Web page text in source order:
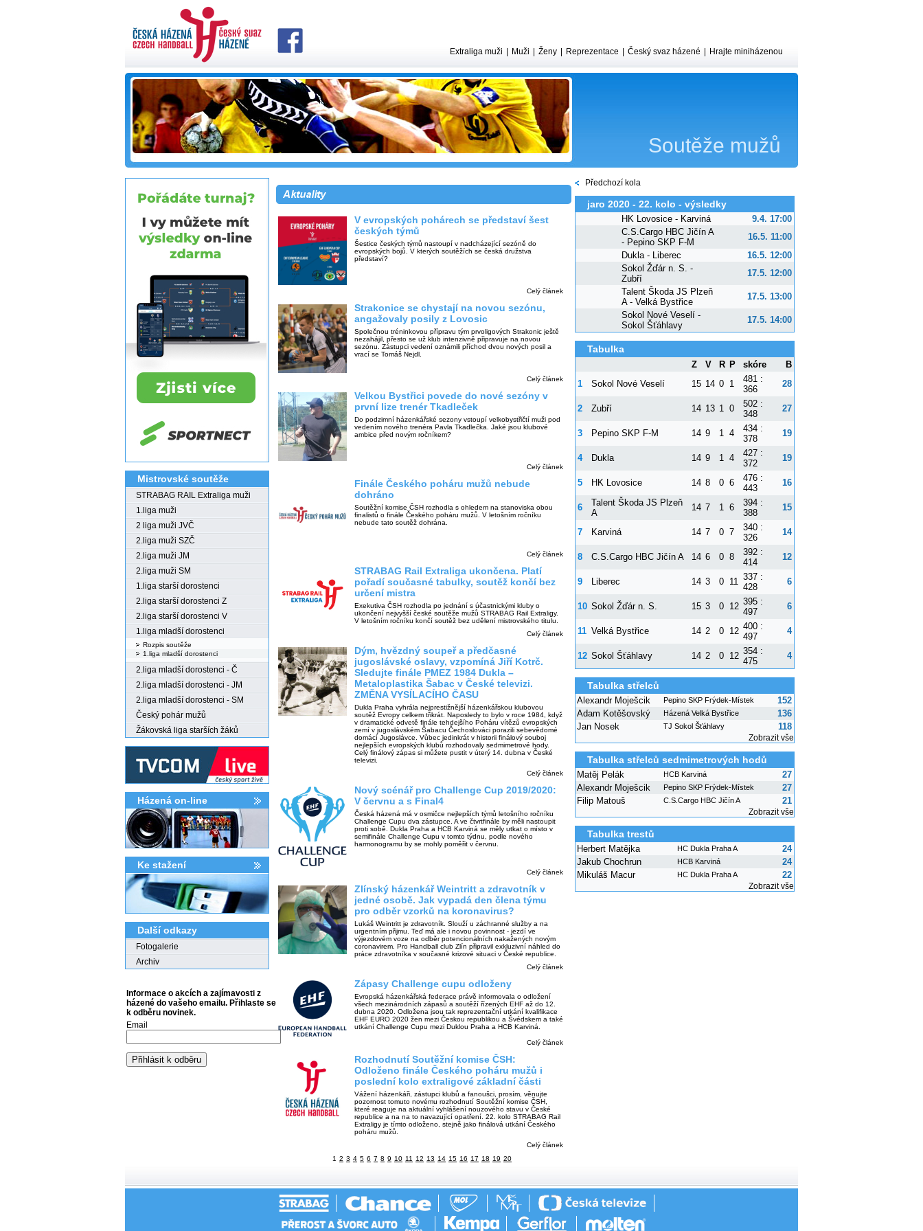
Soutěže mužů
Extraliga muži Muži Ženy Reprezentace Český svaz házené Hrajte miniházenou
Mistrovské soutěže
STRABAG RAIL Extraliga muži
1.liga muži
2 liga muži JVČ
2.liga muži SZČ
2.liga muži JM
2.liga muži SM
1.liga starší dorostenci
2.liga starší dorostenci Z
2.liga starší dorostenci V
1.liga mladší dorostenci
Rozpis soutěže
1.liga mladší dorostenci
2.liga mladší dorostenci - Č
2.liga mladší dorostenci - JM
2.liga mladší dorostenci - SM
Český pohár mužů
Žákovská liga starších žáků
Házená on-line
Ke stažení­
Další odkazy
Fotogalerie
Archiv
Informace o akcích a zajímavosti z
házené do vašeho emailu. Přihlaste se
k odběru novinek.
Email
V evropských pohárech se představí šest
českých týmů
Šestice českých týmů nastoupí v nadcházející sezóně do
evropských bojů. V kterých soutěžích se česká družstva
představí?
Celý článek
Strakonice se chystají na novou sezónu,
angažovaly posily z Lovosic
Společnou tréninkovou přípravu tým prvoligových Strakonic ještě
nezahájil, přesto se už klub intenzivně připravuje na novou
sezónu. Zástupci vedení oznámili příchod dvou nových posil a
vrací se Tomáš Nejdl.
Celý článek
Velkou Bystřici povede do nové sezóny v
první lize trenér Tkadleček
Do podzimní házenkářské sezony vstoupí velkobystřičtí muži pod
vedením nového trenéra Pavla Tkadlečka. Jaké jsou klubové
ambice před novým ročníkem?
Celý článek
Finále Českého poháru mužů nebude
dohráno
Soutěžní komise ČSH rozhodla s ohledem na stanoviska obou
finalistů o finále Českého poháru mužů. V letošním ročníku
nebude tato soutěž dohrána.
Celý článek
STRABAG Rail Extraliga ukončena. Platí
pořadí současné tabulky, soutěž končí bez
určení mistra
Exekutiva ČSH rozhodla po jednání s účastnickými kluby o
ukončení nejvyšší české soutěže mužů STRABAG Rail Extraligy.
V letošním ročníku končí soutěž bez udělení mistrovského titulu.
Celý článek
Dým, hvězdný soupeř a předčasné
jugoslávské oslavy, vzpomíná Jiří Kotrč.
Sledujte finále PMEZ 1984 Dukla –
Metaloplastika Šabac v České televizi.
ZMĚNA VYSÍLACÍHO ČASU
Dukla Praha vyhrála nejprestižnější házenkářskou klubovou
soutěž Evropy celkem třikrát. Naposledy to bylo v roce 1984, když
v dramatické odvetě finále tehdejšího Poháru vítězů evropských
zemí v jugoslávském Šabacu Čechoslováci porazili sebevědomé
domácí Jugoslávce. Vůbec jedinkrát v historii finálový souboj
nejlepších evropských klubů rozhodovaly sedmimetrové hody.
Celý finálový zápas si můžete pustit v úterý 14. dubna v České
televizi.
Celý článek
Nový scénář pro Challenge Cup 2019/2020:
V červnu a s Final4
Česká házená má v osmičce nejlepších týmů letošního ročníku
Challenge Cupu dva zástupce. A ve čtvrtfinále by měli nastoupit
proti sobě. Dukla Praha a HCB Karviná se měly utkat o místo v
semifinále Challenge Cupu v tomto týdnu, podle nového
harmonogramu by se mohly poměřit v červnu.
Celý článek
Zlínský házenkář Weintritt a zdravotník v
jedné osobě. Jak vypadá den člena týmu
pro odběr vzorků na koronavirus?
Lukáš Weintritt je zdravotník. Slouží u záchranné služby a na
urgentním přijmu. Teď má ale i novou povinnost - jezdí ve
výjezdovém voze na odběr potencionálních nakažených novým
coronavirem. Pro Handball club Zlín připravil exkluzivní náhled do
práce zdravotníka v současné krizové situaci v České republice.
Celý článek
Zápasy Challenge cupu odloženy
Evropská házenkářská federace právě informovala o odložení
všech mezinárodních zápasů a soutěží řízených EHF až do 12.
dubna 2020. Odložena jsou tak reprezentační utkání kvalifikace
EHF EURO 2020 žen mezi Českou republikou a Švédskem a také
utkání Challenge Cupu mezi Duklou Praha a HCB Karviná.
Celý článek
Rozhodnutí Soutěžní komise ČSH:
Odloženo finále Českého poháru mužů i
poslední kolo extraligové základní části
Vážení házenkáři, zástupci klubů a fanoušci, prosím, věnujte
pozornost tomuto novému rozhodnutí Soutěžní komise ČSH,
které reaguje na aktuální vyhlášení nouzového stavu v České
republice a na na to navazující opatření. 22. kolo STRABAG Rail
Extraligy je tímto odloženo, stejně jako finálová utkání Českého
poháru mužů.
Celý článek
1 2 3 4 5 6 7 8 9 10 11 12 13 14 15 16 17 18 19 20
Předchozí kola
jaro 2020 - 22. kolo - výsledky
HK Lovosice - Karviná
9.4. 17:00
C.S.Cargo HBC Jičín A
- Pepino SKP F-M
16.5. 11:00
Dukla - Liberec
16.5. 12:00
Sokol Žďár n. S. -
Zubří
17.5. 12:00
Talent Škoda JS Plzeň
A - Velká Bystřice
17.5. 13:00
Sokol Nové Veselí -
Sokol Šťáhlavy
17.5. 14:00
Tabulka
Z V R P skóre
B
1
Sokol Nové Veselí 15 14 0 1
481 :
366
28
2 Zubří 14 13 1 0
502 :
348
27
3 Pepino SKP F-M 14 9 1 4
434 :
378
19
4 Dukla 14 9 1 4
427 :
372
19
5 HK Lovosice 14 8 0 6
476 :
443
16
6
Talent Škoda JS Plzeň
A
14 7 1 6
394 :
388
15
7 Karviná 14 7 0 7
340 :
326
14
8 C.S.Cargo HBC Jičín A 14 6 0 8
392 :
414
12
9 Liberec 14 3 0 11 337 :
428
6
10 Sokol Žďár n. S. 15 3 0 12 395 :
497
6
11 Velká Bystřice 14 2 0 12 400 :
497
4
12 Sokol Šťáhlavy 14 2 0 12 354 :
475
4
Tabulka střelců
Alexandr Moješcik Pepino SKP Frýdek-Místek
152
Adam Kotěšovský
Házená Velká Bystřice
136
Jan Nosek
TJ Sokol Šťáhlavy 118
Zobrazit vše
Tabulka střelců sedmimetrových hodů
Matěj Pelák HCB Karviná
27
Alexandr Moješcik
Pepino SKP Frýdek-Místek
27
Filip Matouš
C.S.Cargo HBC Jičín A 21
Zobrazit vše
Tabulka trestů
Herbert Matějka HC Dukla Praha A
24
Jakub Chochrun
HCB Karviná
24
Mikuláš Macur
HC Dukla Praha A 22
Zobrazit vše